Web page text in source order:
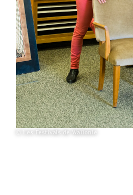
© Les Festivals de Wallonie